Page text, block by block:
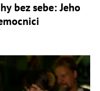
bez sebe: Jeho